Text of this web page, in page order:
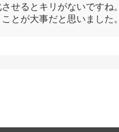
せるとキリがないですね。
とが大事だと思いました。